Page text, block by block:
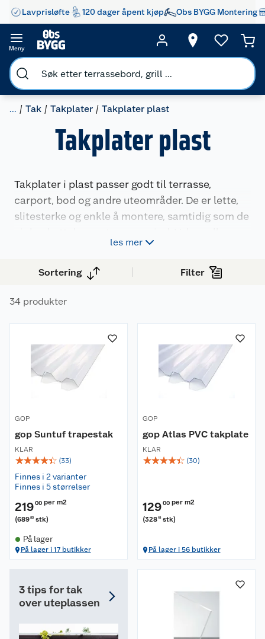
Lavprisløfte 120 dager åpent kjøp Obs BYGG Montering
Meny
... Tak Takplater Takplater plast
Takplater plast
Takplater i plast passer godt til terrasse,
carport, bod og andre uteområder. De er lette,
slitesterke og enkle å montere, samtidig som de
klare og opale takplater samt tilbehør for en
komplett takløsning.
les mer
Sortering Filter
34 produkter
GOP
gop Suntuf trapestak
KLAR
☆☆☆☆☆ (33)
Finnes i 2 varianter
Finnes i 5 størrelser
21900 per m2
(68985 stk)
På lager
På lager i 17 butikker
GOP
gop Atlas PVC takplate
KLAR
☆☆☆☆☆ (30)
12900 per m2
(32818 stk)
På lager i 56 butikker
3 tips for tak
over uteplassen